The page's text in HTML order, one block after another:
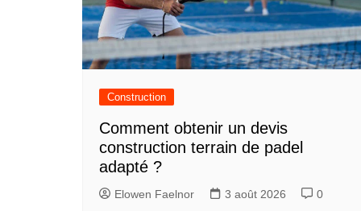
Construction
Comment obtenir un devis
construction terrain de padel
adapté ?
Elowen Faelnor 3 août 2026 0